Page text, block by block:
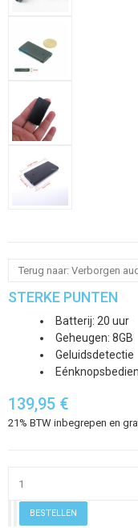
Terug naar: Verborgen
STERKE PUNTEN
Batterij: 20 uur
Geheugen: 8GB
Geluidsdetectie
139,95 €
21% BTW inbegrepen en